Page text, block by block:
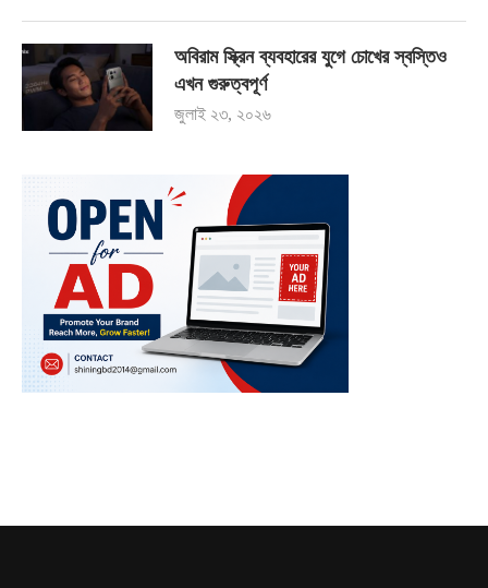
অবিরাম স্ক্রিন ব্যবহারের যুগে চোখের স্বস্তিও
এখন গুরুত্বপূর্ণ
জুলাই ২৩, ২০২৬